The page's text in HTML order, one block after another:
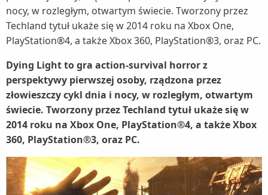
nocy, w rozległym, otwartym świecie. Tworzony przez
Techland tytuł ukaże się w 2014 roku na Xbox One,
PlayStation®4, a także Xbox 360, PlayStation®3, oraz PC.
Dying Light to gra action-survival horror z
perspektywy pierwszej osoby, rządzona przez
złowieszczy cykl dnia i nocy, w rozległym, otwartym
świecie. Tworzony przez Techland tytuł ukaże się w
2014 roku na Xbox One, PlayStation®4, a także Xbox
360, PlayStation®3, oraz PC.